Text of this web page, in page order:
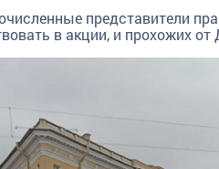
представители
в акции, и прохожих